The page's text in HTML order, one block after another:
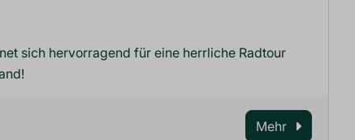
sich hervorragend für eine herrliche Radtour
Mehr